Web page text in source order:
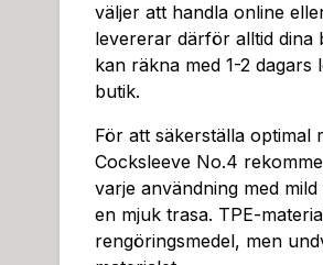
väljer att handla online
levererar därför alltid dina
kan räkna med 1-2
butik.
För att säkerställa optimal
Cocksleeve No.4
varje användning med
en mjuk trasa. TPE-
rengöringsmedel, men